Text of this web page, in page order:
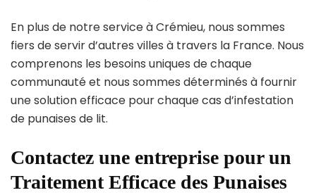
En plus de notre service à Crémieu, nous sommes
fiers de servir d’autres villes à travers la France. Nous
comprenons les besoins uniques de chaque
communauté et nous sommes déterminés à fournir
une solution efficace pour chaque cas d’infestation
de punaises de lit.
Contactez une entreprise pour un
Traitement Efficace des Punaises